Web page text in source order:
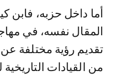
أما داخل حزبه، فابن
المقال نفسه، في
تقديم رؤية مختلفة
من القيادات